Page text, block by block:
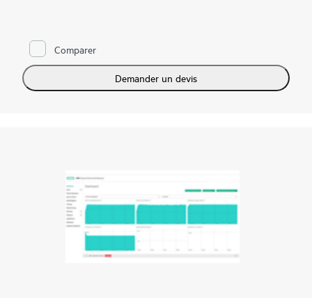
Runtime Enterprise et apporte une agilité de type DevOps au
machine learning d’entreprise.
Avec HPE Ezmeral ML Ops, les entreprises peuvent mettre en
œuvre des processus DevOps pour normaliser leurs flux de
un modèle hybride, et répondre aux exigences commerciales
dynamiques dans une variété de cas d’utilisation.
Comparer
Demander un devis